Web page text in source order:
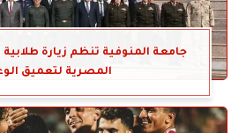
جامعة المنوفية تنظم زيارة طلابية
المصرية لتعميق